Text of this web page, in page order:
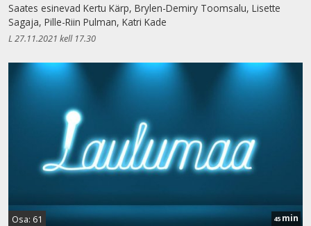
Saates esinevad Kertu Kärp, Brylen-Demiry Toomsalu, Lisette
Sagaja, Pille-Riin Pulman, Katri Kade
L 27.11.2021 kell 17.30
Osa: 61 45 min